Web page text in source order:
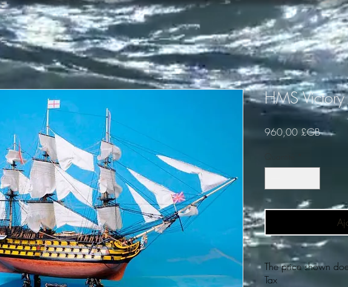
HMS
960,00 £GBPrix
The price shown
Tax